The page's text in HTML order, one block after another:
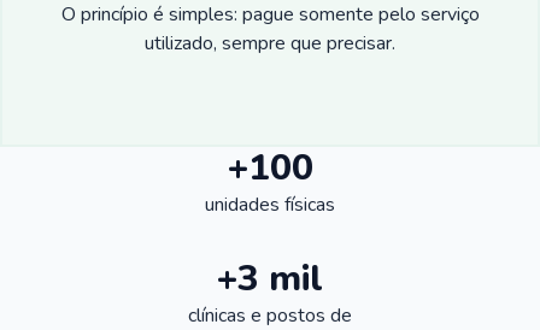
O princípio é simples: pague somente pelo serviço
utilizado, sempre que precisar.
+100
unidades físicas
+3 mil
clínicas e postos de